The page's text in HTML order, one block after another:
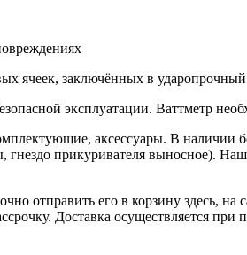
ячеек, заключённых в
эксплуатации. Ваттметр
аксессуары. В
гнездо прикуривателя выносное).
отправить его в корзину здесь,
Доставка осуществляется